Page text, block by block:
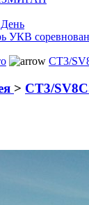
УКВ
CT3/
> CT3/